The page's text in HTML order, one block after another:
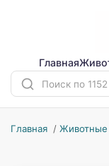
Главная
Главная / Животные